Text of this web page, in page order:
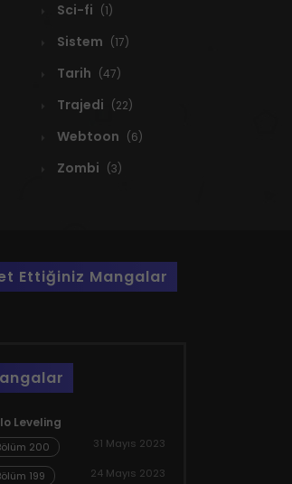
Sci-fi (1)
Sistem (17)
Tarih (47)
Trajedi (22)
Webtoon (6)
Zombi (3)
Ettiğiniz Mangalar
Leveling
200 31 Mayıs 2023
199 24 Mayıs 2023